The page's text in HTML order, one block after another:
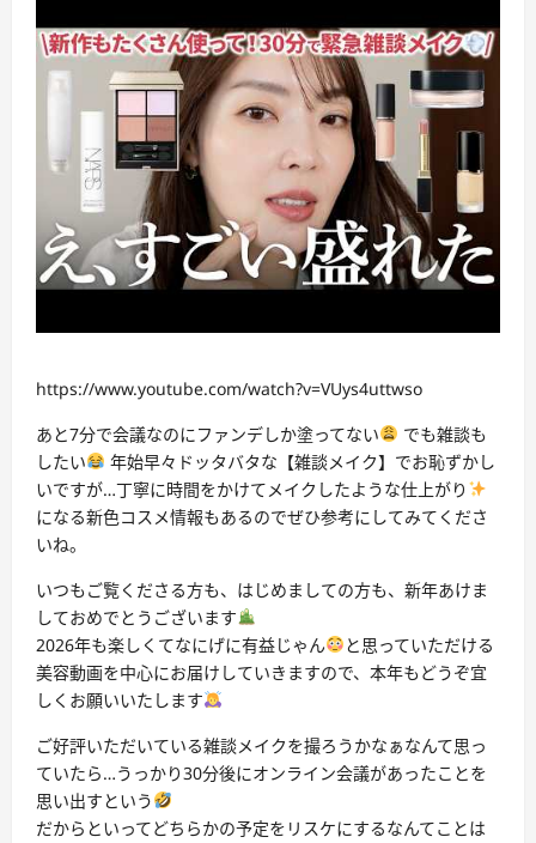
https://www.youtube.com/watch?v=VUys4uttwso
あと7分で会議なのにファンデしか塗ってない
でも雑談も
したい
年始早々ドッタバタな【雑談メイク】でお恥ずかし
いですが…丁寧に時間をかけてメイクしたような仕上がり
になる新色コスメ情報もあるのでぜひ参考にしてみてくださ
いね。
いつもご覧くださる方も、はじめましての方も、新年あけま
しておめでとうございます
2026年も楽しくてなにげに有益じゃん
と思っていただける
美容動画を中心にお届けしていきますので、本年もどうぞ宜
しくお願いいたします
ご好評いただいている雑談メイクを撮ろうかなぁなんて思っ
ていたら…うっかり30分後にオンライン会議があったことを
思い出すという
だからといってどちらかの予定をリスケにするなんてことは